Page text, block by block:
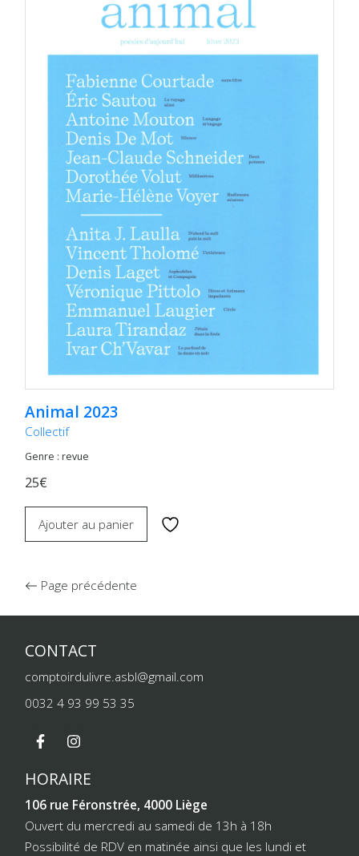
Animal 2023
Collectif
Genre : revue
25€
Ajouter au panier
Page précédente
CONTACT
comptoirdulivre.asbl@gmail.com
0032 4 93 99 53 35
HORAIRE
106 rue Féronstrée, 4000 Liège
Ouvert du mercredi au samedi de 13h à 18h
Possibilité de RDV en matinée ainsi que les lundi et